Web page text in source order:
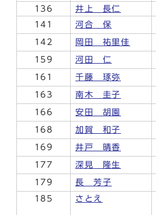
136
井上 長仁
141
河合 保
142 岡田 祐里佳
159 河田 仁
161 千藤 琢弥
163 南木 圭子
166 安田 胡園
168 加賀 和子
169 井戸 晴香
177 深見 隆生
179 長 芳子
185
さとえ